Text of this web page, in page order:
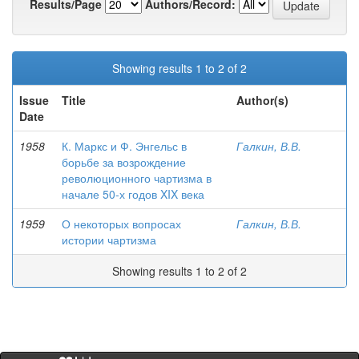
Results/Page
Authors/Record:
Showing results 1 to 2 of 2
Issue
Date
Title Author(s)
1958
К. Маркс и Ф. Энгельс в
борьбе за возрождение
революционного чартизма в
начале 50-х годов XIX века
Галкин, В.В.
1959
О некоторых вопросах
истории чартизма
Галкин, В.В.
Showing results 1 to 2 of 2